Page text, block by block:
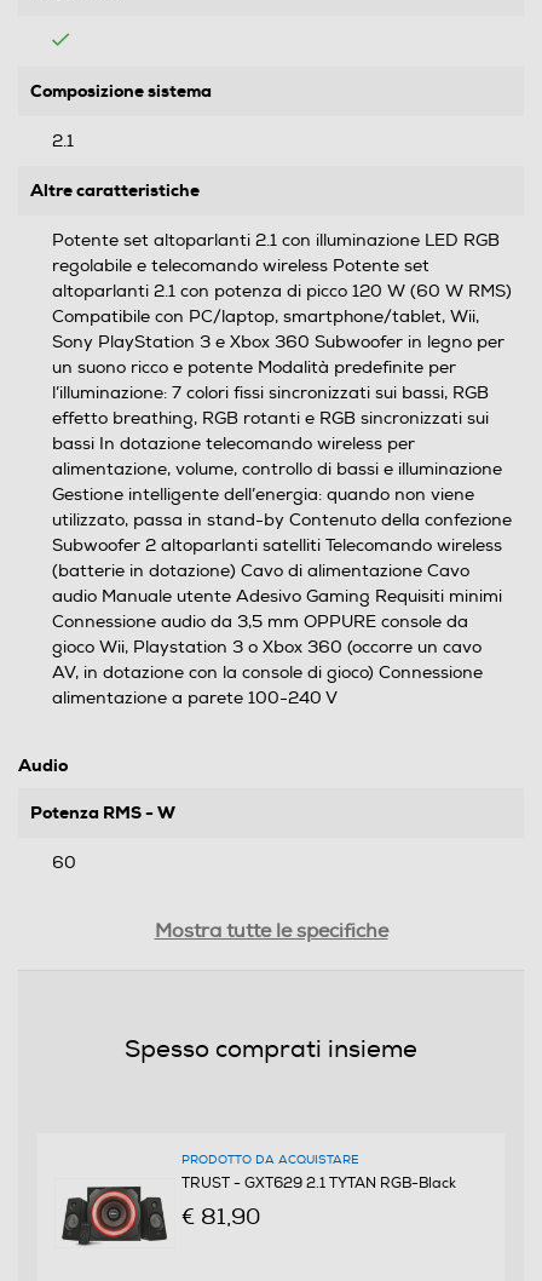
Composizione sistema
2.1
Altre caratteristiche
Potente set altoparlanti 2.1 con illuminazione LED RGB
regolabile e telecomando wireless Potente set
altoparlanti 2.1 con potenza di picco 120 W (60 W RMS)
Compatibile con PC/laptop, smartphone/tablet, Wii,
Sony PlayStation 3 e Xbox 360 Subwoofer in legno per
un suono ricco e potente Modalità predefinite per
l’illuminazione: 7 colori fissi sincronizzati sui bassi, RGB
effetto breathing, RGB rotanti e RGB sincronizzati sui
bassi In dotazione telecomando wireless per
alimentazione, volume, controllo di bassi e illuminazione
Gestione intelligente dell’energia: quando non viene
utilizzato, passa in stand-by Contenuto della confezione
Subwoofer 2 altoparlanti satelliti Telecomando wireless
(batterie in dotazione) Cavo di alimentazione Cavo
audio Manuale utente Adesivo Gaming Requisiti minimi
Connessione audio da 3,5 mm OPPURE console da
gioco Wii, Playstation 3 o Xbox 360 (occorre un cavo
AV, in dotazione con la console di gioco) Connessione
alimentazione a parete 100-240 V
Audio
Potenza RMS - W
60
95Hz~20KHz
Accessori
Mostra tutte le specifiche
Spesso comprati insieme
PRODOTTO DA ACQUISTARE
TRUST - GXT629 2.1 TYTAN RGB-Black
€ 81,90